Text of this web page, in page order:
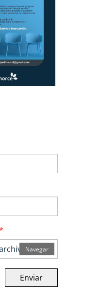
Navegar
Enviar